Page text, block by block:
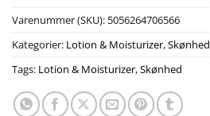
Varenummer (SKU): 5056264706566
Kategorier: Lotion & Moisturizer,Skønhed
Tags: Lotion & Moisturizer,Skønhed